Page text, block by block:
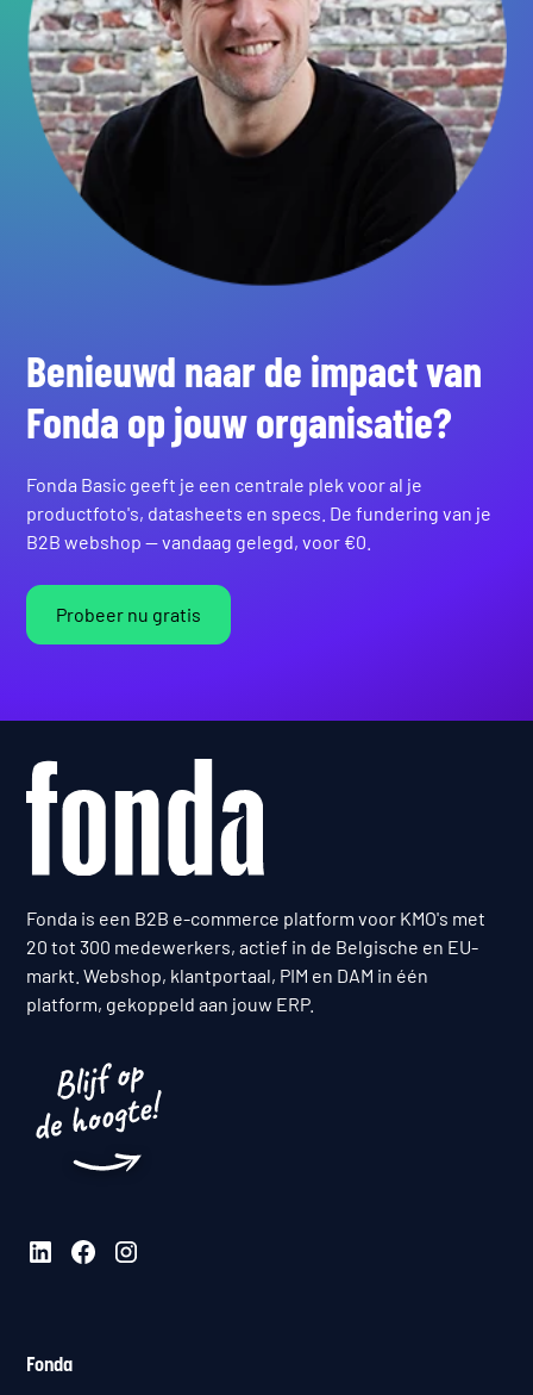
Benieuwd naar de impact van
Fonda op jouw organisatie?
Fonda Basic geeft je een centrale plek voor al je
productfoto's, datasheets en specs. De fundering van je
B2B webshop — vandaag gelegd, voor €0.
Probeer nu gratis
Fonda is een B2B e-commerce platform voor KMO's met
20 tot 300 medewerkers, actief in de Belgische en EU-
markt. Webshop, klantportaal, PIM en DAM in één
platform, gekoppeld aan jouw ERP.
Fonda